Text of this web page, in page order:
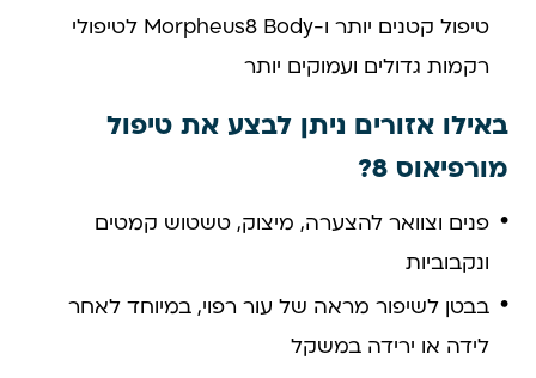
טיפול קטנים יותר ו-Morpheus8 Body לטיפולי
רקמות גדולים ועמוקים יותר
באילו אזורים ניתן לבצע את טיפול
מורפיאוס 8?
פנים וצוואר להצערה, מיצוק, טשטוש קמטים
ונקבוביות
בבטן לשיפור מראה של עור רפוי, במיוחד לאחר
לידה או ירידה במשקל